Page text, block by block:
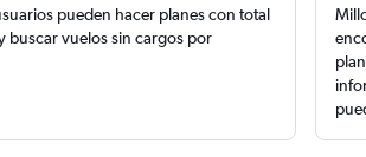
pueden hacer planes con total
buscar vuelos sin cargos por